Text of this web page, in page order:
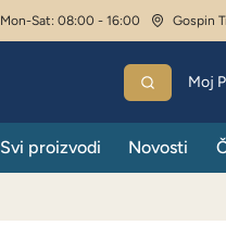
Mon-Sat: 08:00 - 16:00 Gospin
Moj
Svi proizvodi Novosti